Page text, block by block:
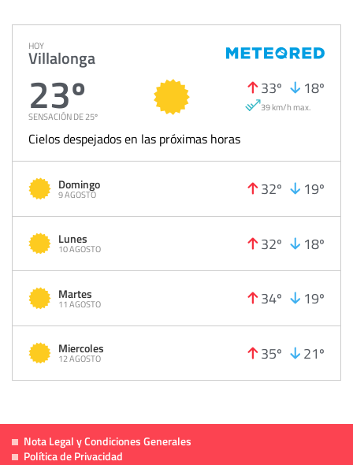
HOY
Villalonga
23º
SENSACIÓN DE 25º
33º 18º
39 km/h max.
Cielos despejados en las próximas horas
Domingo
9 AGOSTO 32º 19º
Lunes
10 AGOSTO 32º 18º
Martes
11 AGOSTO 34º 19º
Miercoles
12 AGOSTO 35º 21º
Nota Legal y Condiciones Generales
Política de Privacidad